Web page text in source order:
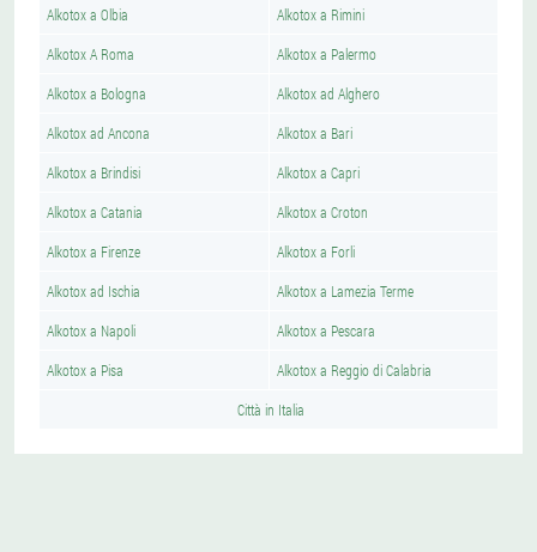
Alkotox a Olbia Alkotox a Rimini
Alkotox A Roma Alkotox a Palermo
Alkotox a Bologna Alkotox ad Alghero
Alkotox ad Ancona Alkotox a Bari
Alkotox a Brindisi Alkotox a Capri
Alkotox a Catania Alkotox a Croton
Alkotox a Firenze Alkotox a Forli
Alkotox ad Ischia Alkotox a Lamezia Terme
Alkotox a Napoli Alkotox a Pescara
Alkotox a Pisa Alkotox a Reggio di Calabria
Città in Italia